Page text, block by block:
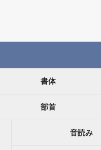
書体
部首
音読み